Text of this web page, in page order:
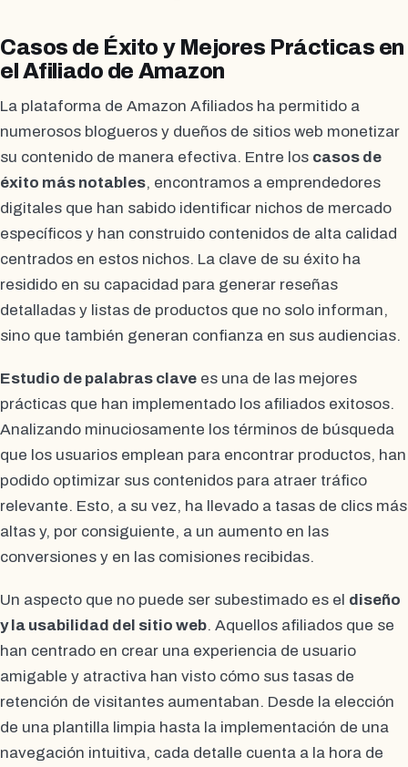
Casos de Éxito y Mejores Prácticas en
el Afiliado de Amazon
La plataforma de Amazon Afiliados ha permitido a
numerosos blogueros y dueños de sitios web monetizar
su contenido de manera efectiva. Entre los casos de
éxito más notables, encontramos a emprendedores
digitales que han sabido identificar nichos de mercado
específicos y han construido contenidos de alta calidad
centrados en estos nichos. La clave de su éxito ha
residido en su capacidad para generar reseñas
detalladas y listas de productos que no solo informan,
sino que también generan confianza en sus audiencias.
Estudio de palabras clave es una de las mejores
prácticas que han implementado los afiliados exitosos.
Analizando minuciosamente los términos de búsqueda
que los usuarios emplean para encontrar productos, han
podido optimizar sus contenidos para atraer tráfico
relevante. Esto, a su vez, ha llevado a tasas de clics más
altas y, por consiguiente, a un aumento en las
conversiones y en las comisiones recibidas.
Un aspecto que no puede ser subestimado es el diseño
y la usabilidad del sitio web. Aquellos afiliados que se
han centrado en crear una experiencia de usuario
amigable y atractiva han visto cómo sus tasas de
retención de visitantes aumentaban. Desde la elección
de una plantilla limpia hasta la implementación de una
navegación intuitiva, cada detalle cuenta a la hora de